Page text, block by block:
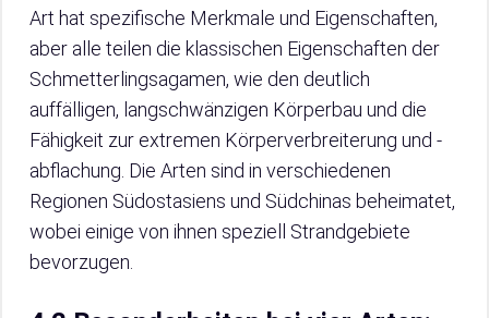
Art hat spezifische Merkmale und Eigenschaften,
aber alle teilen die klassischen Eigenschaften der
Schmetterlingsagamen, wie den deutlich
auffälligen, langschwänzigen Körperbau und die
Fähigkeit zur extremen Körperverbreiterung und -
abflachung. Die Arten sind in verschiedenen
Regionen Südostasiens und Südchinas beheimatet,
wobei einige von ihnen speziell Strandgebiete
bevorzugen.